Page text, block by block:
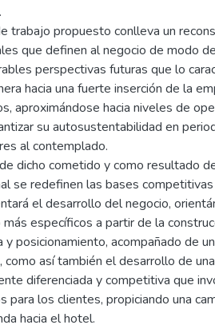
trabajo propuesto conlleva un
que definen al negocio de modo
perspectivas futuras que lo
hacia una fuerte inserción de la
aproximándose hacia niveles de
su autosustentabilidad en
al contemplado.
dicho cometido y como resultado
se redefinen las bases
el desarrollo del negocio,
más específicos a partir de la
y posicionamiento, acompañado de
como así también el desarrollo de
diferenciada y competitiva que
para los clientes, propiciando una
hacia el hotel.